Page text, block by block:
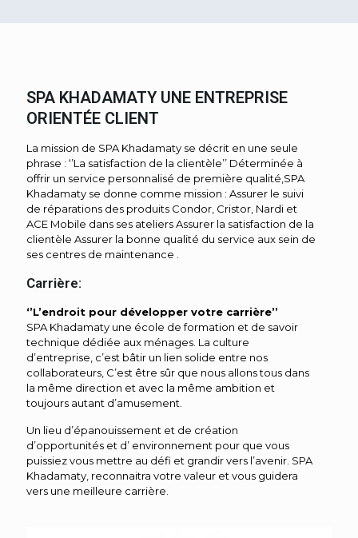
SPA KHADAMATY UNE ENTREPRISE
ORIENTÉE CLIENT
La mission de SPA Khadamaty se décrit en une seule
phrase : ‘’La satisfaction de la clientèle’’ Déterminée à
offrir un service personnalisé de première qualité,SPA
Khadamaty se donne comme mission : Assurer le suivi
de réparations des produits Condor, Cristor, Nardi et
ACE Mobile dans ses ateliers Assurer la satisfaction de la
clientèle Assurer la bonne qualité du service aux sein de
ses centres de maintenance .
Carrière:
‘’L’endroit pour développer votre carrière’’
SPA Khadamaty une école de formation et de savoir
technique dédiée aux ménages. La culture
d’entreprise, c’est bâtir un lien solide entre nos
collaborateurs, C’est être sûr que nous allons tous dans
la même direction et avec la même ambition et
toujours autant d’amusement.
Un lieu d’épanouissement et de création
d’opportunités et d’ environnement pour que vous
puissiez vous mettre au défi et grandir vers l’avenir. SPA
Khadamaty, reconnaitra votre valeur et vous guidera
vers une meilleure carrière.